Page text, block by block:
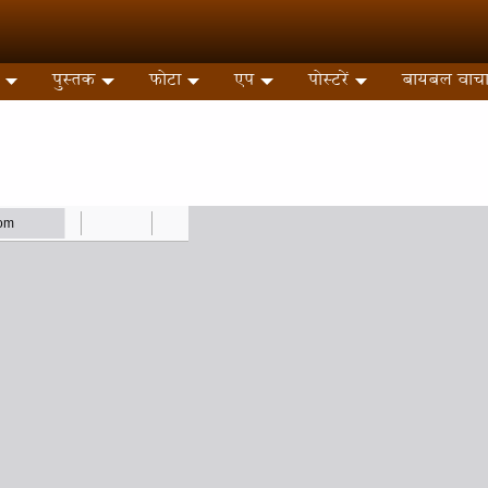
पुस्तक फोटा एप पोस्टरें बायबल